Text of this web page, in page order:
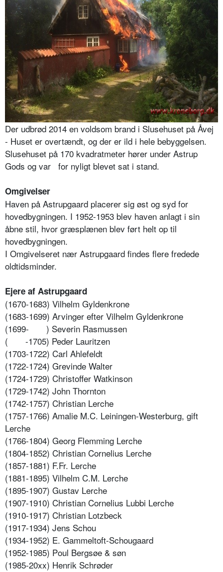
Der udbrød 2014 en voldsom brand i Slusehuset på Åvej
- Huset er overtændt, og der er ild i hele bebyggelsen.
Slusehuset på 170 kvadratmeter hører under Astrup
Gods og var for nyligt blevet sat i stand.
Omgivelser
Haven på Astrupgaard placerer sig øst og syd for
hovedbygningen. I 1952-1953 blev haven anlagt i sin
åbne stil, hvor græsplænen blev ført helt op til
hovedbygningen.
I Omgivelseret nær Astrupgaard findes flere fredede
oldtidsminder.
Ejere af Astrupgaard
(1670-1683) Vilhelm Gyldenkrone
(1683-1699) Arvinger efter Vilhelm Gyldenkrone
(1699-
) Severin Rasmussen
(
-1705) Peder Lauritzen
(1703-1722) Carl Ahlefeldt
(1722-1724) Grevinde Walter
(1724-1729) Christoffer Watkinson
(1729-1742) John Thornton
(1742-1757) Christian Lerche
(1757-1766) Amalie M.C. Leiningen-Westerburg, gift
Lerche
(1766-1804) Georg Flemming Lerche
(1804-1852) Christian Cornelius Lerche
(1857-1881) F.Fr. Lerche
(1881-1895) Vilhelm C.M. Lerche
(1895-1907) Gustav Lerche
(1907-1910) Christian Cornelius Lubbi Lerche
(1910-1917) Christian Lotzbeck
(1917-1934) Jens Schou
(1934-1952) E. Gammeltoft-Schougaard
(1952-1985) Poul Bergsøe & søn
(1985-20xx) Henrik Schrøder